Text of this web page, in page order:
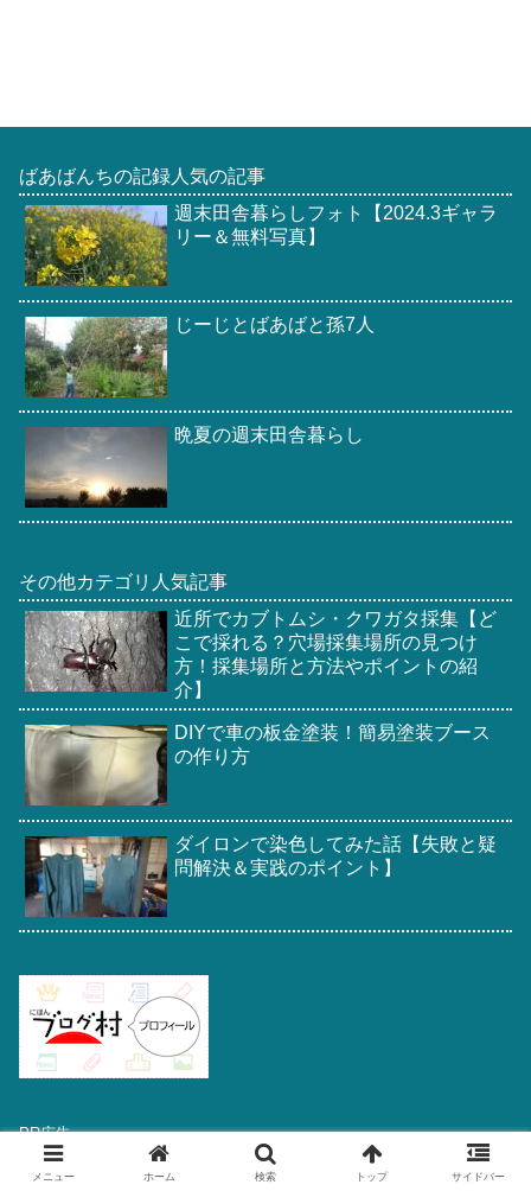
ばあばんちの記録人気の記事
週末田舎暮らしフォト【2024.3ギャラ
リー＆無料写真】
じーじとばあばと孫7人
晩夏の週末田舎暮らし
その他カテゴリ人気記事
近所でカブトムシ・クワガタ採集【ど
こで採れる？穴場採集場所の見つけ
方！採集場所と方法やポイントの紹
介】
DIYで車の板金塗装！簡易塗装ブース
の作り方
ダイロンで染色してみた話【失敗と疑
問解決＆実践のポイント】
PR広告
メニュー ホーム 検索 トップ サイドバー